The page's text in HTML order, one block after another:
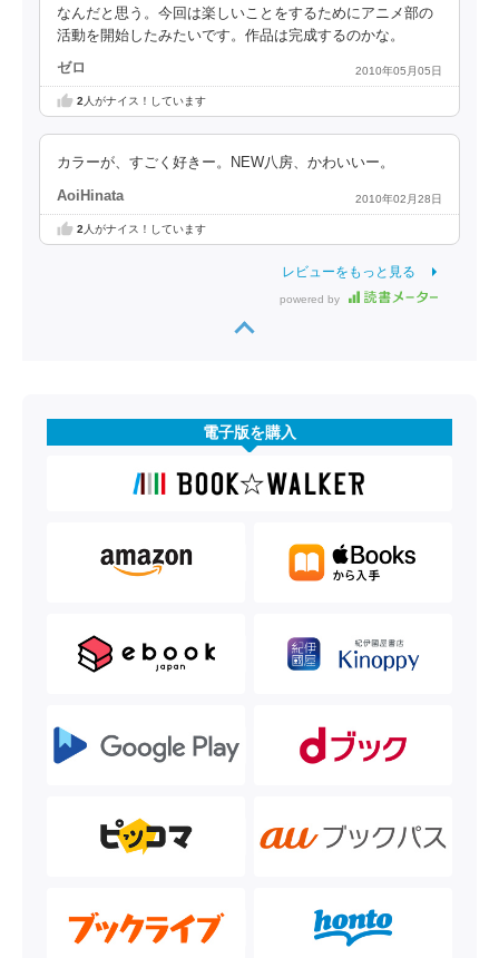
なんだと思う。今回は楽しいことをするためにアニメ部の
活動を開始したみたいです。作品は完成するのかな。
ゼロ 2010年05月05日
2人がナイス！しています
カラーが、すごく好きー。NEW八房、かわいいー。
AoiHinata 2010年02月28日
2 人がナイス！しています
レビューをもっと見る
powered by
電子版を購入